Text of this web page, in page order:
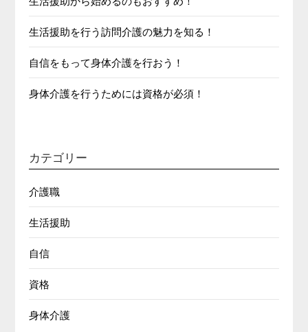
生活援助を行う訪問介護の魅力を知る！
自信をもって身体介護を行おう！
身体介護を行うためには資格が必須！
カテゴリー
介護職
生活援助
自信
資格
身体介護